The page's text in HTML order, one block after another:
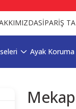
SİPARİŞ
Ayak Koruma